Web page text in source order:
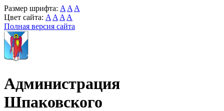
Размер шрифта: A A A
Цвет сайта: A A A A
Полная версия сайта
Администрация
Шпаковского